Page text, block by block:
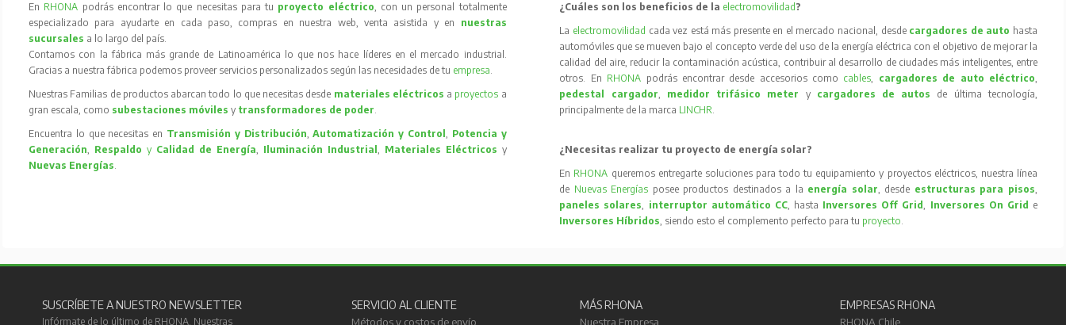
En RHONA podrás encontrar lo que necesitas para tu proyecto eléctrico, con un personal totalmente
especializado para ayudarte en cada paso, compras en nuestra web, venta asistida y en nuestras
sucursales a lo largo del país.
Contamos con la fábrica más grande de Latinoamérica lo que nos hace líderes en el mercado industrial.
Gracias a nuestra fábrica podemos proveer servicios personalizados según las necesidades de tu empresa.
Nuestras Familias de productos abarcan todo lo que necesitas desde materiales eléctricos a proyectos a
gran escala, como subestaciones móvilesy transformadores de poder.
Encuentra lo que necesitas en Transmisión y Distribución,Automatización y Control, Potencia y
Generación, Respaldo y Calidad de Energía, Iluminación Industrial , Materiales Eléctricos y
Nuevas Energías.
¿Cuáles son los beneficios de la electromovilidad ?
La electromovilidad cada vez está más presente en el mercado nacional, desde cargadores de auto hasta
automóviles que se mueven bajo el concepto verde del uso de la energía eléctrica con el objetivo de mejorar la
calidad del aire, reducir la contaminación acústica, contribuir al desarrollo de ciudades más inteligentes, entre
otros. En RHONA podrás encontrar desde accesorios como cables, cargadores de auto eléctrico,
pedestal cargador, medidor trifásico meter y cargadores de autos
de última tecnología,
principalmente de la marca LINCHR.
¿Necesitas realizar tu proyecto de energía solar?
En RHONA queremos entregarte soluciones para todo tu equipamiento y proyectos eléctricos, nuestra línea
de Nuevas Energías posee productos destinados a la energía solar, desde estructuras para pisos,
paneles solares, interruptor automático CC, hasta Inversores Off Grid, Inversores On Grid e
Inversores Híbridos, siendo esto el complemento perfecto para tu proyecto.
SUSCRÍBETE A NUESTRO NEWSLETTER
Infórmate de lo último de RHONA. Nuestras
SERVICIO AL CLIENTE
Métodos y costos de envío
MÁS RHONA
Nuestra Empresa
EMPRESAS RHONA
RHONA Chile